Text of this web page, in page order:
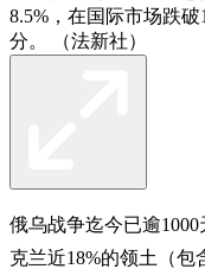
8.5%，在国际市场跌
分。 （法新社）
俄乌战争迄今已逾
克兰近18%的领土（